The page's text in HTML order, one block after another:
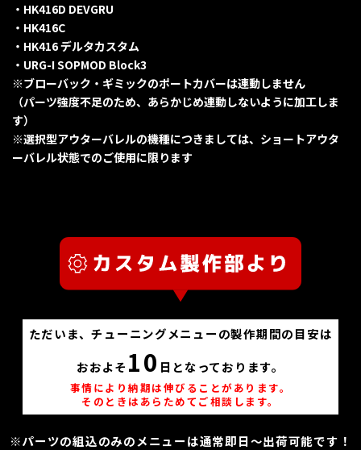
・HK416D DEVGRU
・HK416C
・HK416 デルタカスタム
・URG-I SOPMOD Block3
※ブローバック・ギミックのポートカバーは連動しません
（パーツ強度不足のため、あらかじめ連動しないように加工しま
す）
※選択型アウターバレルの機種につきましては、ショートアウタ
ーバレル状態でのご使用に限ります
ただいま、チューニングメニューの製作期間の目安は
おおよそ 10 日となっております。
事情により納期は伸びることがあります。
そのときはあらためてご相談します。
※パーツの組込のみのメニューは通常即日～出荷可能です！